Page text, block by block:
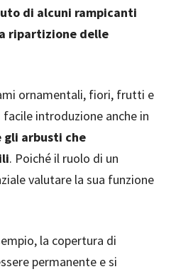
di alcuni rampicanti
ripartizione delle
ornamentali, fiori, frutti e
introduzione anche in
arbusti che
. Poiché il ruolo di un
valutare la sua funzione
la copertura di
permanente e si